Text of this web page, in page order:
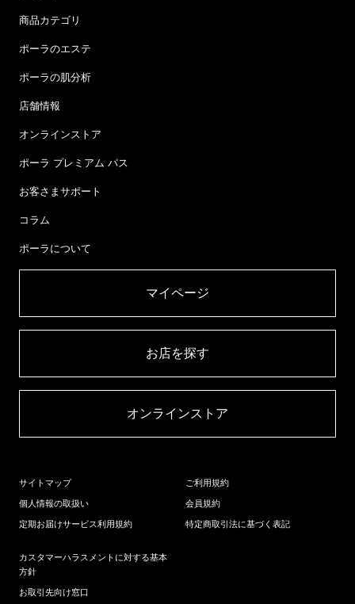
商品カテゴリ
ポーラのエステ
ポーラの肌分析
店舗情報
オンラインストア
ポーラ プレミアム パス
お客さまサポート
コラム
ポーラについて
マイページ​
お店を探す​
オンラインストア​
サイトマップ
個人情報の取扱い
定期お届けサービス利用規約
ご利用規約
会員規約
特定商取引法に基づく表記
カスタマーハラスメントに対する基本
方針
お取引先向け窓口